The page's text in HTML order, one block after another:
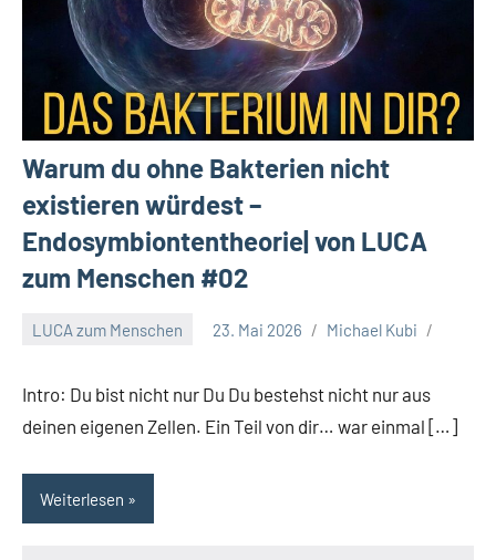
Warum du ohne Bakterien nicht
existieren würdest –
Endosymbiontentheorie| von LUCA
zum Menschen #02
LUCA zum Menschen 23. Mai 2026 Michael Kubi
Intro: Du bist nicht nur Du Du bestehst nicht nur aus
deinen eigenen Zellen. Ein Teil von dir… war einmal […]
Weiterlesen